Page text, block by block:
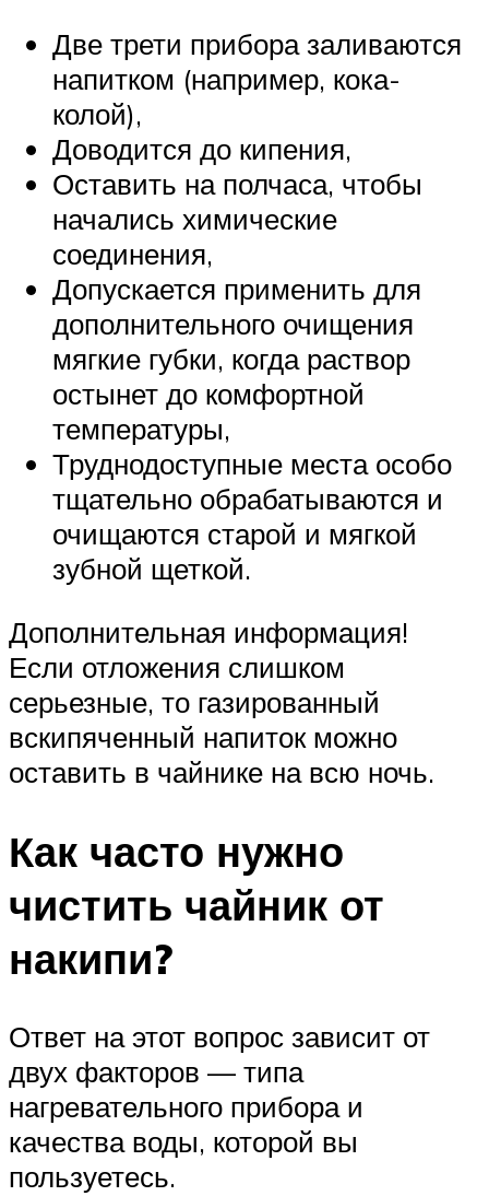
Две трети прибора заливаются
напитком (например, кока-
колой),
Доводится до кипения,
Оставить на полчаса, чтобы
начались химические
соединения,
Допускается применить для
дополнительного очищения
мягкие губки, когда раствор
остынет до комфортной
температуры,
Труднодоступные места особо
тщательно обрабатываются и
очищаются старой и мягкой
зубной щеткой.
Дополнительная информация!
Если отложения слишком
серьезные, то газированный
вскипяченный напиток можно
оставить в чайнике на всю ночь.
Как часто нужно
чистить чайник от
накипи?
Ответ на этот вопрос зависит от
двух факторов — типа
нагревательного прибора и
качества воды, которой вы
пользуетесь.